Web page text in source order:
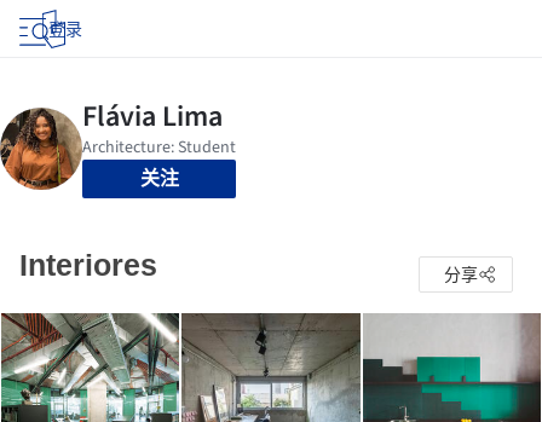
登录
关注
Interiores 分享